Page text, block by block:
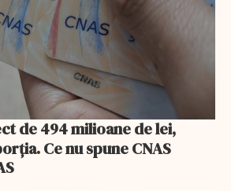
Ce nu spune CNAS